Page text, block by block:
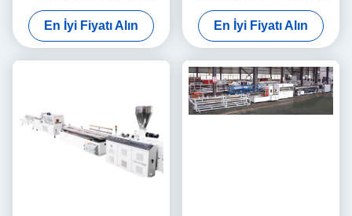
Ekstrüzyon Hattı
En İyi Fiyatı Alın
Tavan Üretim Hattı
En İyi Fiyatı Alın